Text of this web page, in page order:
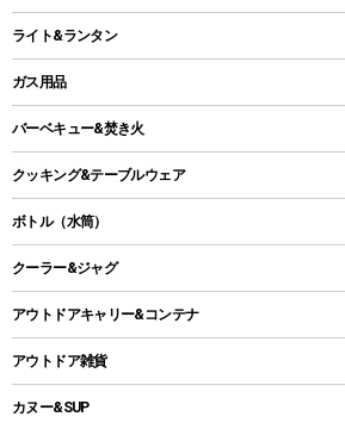
ソロテント
ロッジ型・オリジナルテント
タープ
スクエアタープ（レクタタープ）
メッシュタープ
自立式タープ
パラソル
テントアクセサリー
ペグ
インフレータブルマット
レジャーシート
ライト&ランタン
LEDランタン
ガスランタン
オイルランタン
LEDライト
ヘッドライト
キャンドル
ガス用品
ガスバーナー
ガス缶
ガストーチ、ライター
バーベキュー&焚き火
バーベキューコンロ、グリル
焚き火台タイプ（ロースタイル）グリル
卓上タイプグリル
パーティータイプグリル
ソロキャンプ用グリル
鉄板、アミ
クッキング&テーブルウェア
ダッチオーブン
ホットサンドメーカー
クッカーセット
シェラカップ
ボトル（水筒）
ステンレスボトル
コップ付きタイプ
ワンタッチタイプ
プラスチックボトル
クーラー&ジャグ
クーラーボックス
クーラーバッグ
ウォータージャグ
アウトドアキャリー&コンテナ
アウトドアキャリー
アウトドア雑貨
バックパック&バッグ
カヌー&SUP